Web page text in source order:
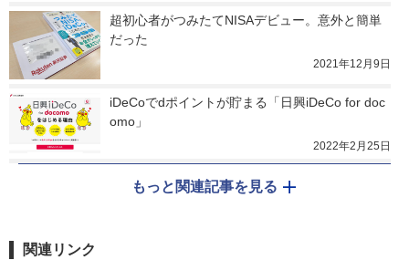
超初心者がつみたてNISAデビュー。意外と簡単
だった
2021年12月9日
iDeCoでdポイントが貯まる「日興iDeCo for doc
omo」
2022年2月25日
もっと関連記事を見る
関連リンク